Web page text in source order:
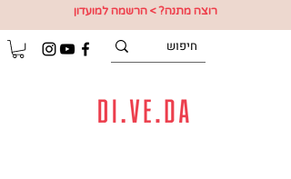
רוצה מתנה? > הרשמה למועדון